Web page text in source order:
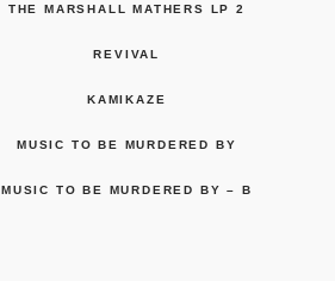
THE MARSHALL MATHERS LP 2
REVIVAL
KAMIKAZE
MUSIC TO BE MURDERED BY
MUSIC TO BE MURDERED BY – B